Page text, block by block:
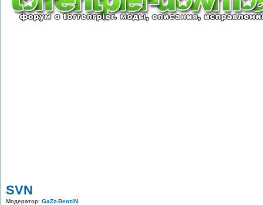
SVN
Модератор: GaZz-BenziN